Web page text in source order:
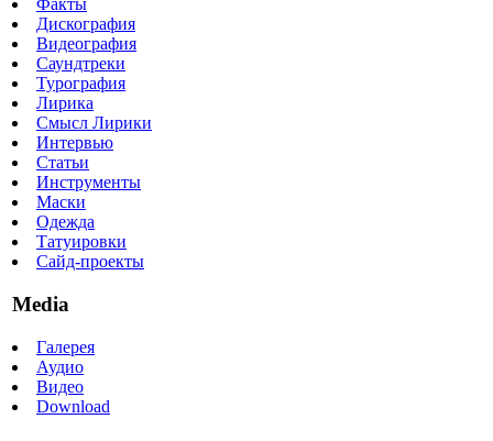
Факты
Дискография
Видеография
Саундтреки
Турография
Лирика
Смысл Лирики
Интервью
Статьи
Инструменты
Маски
Одежда
Татуировки
Сайд-проекты
Media
Галерея
Аудио
Видео
Download